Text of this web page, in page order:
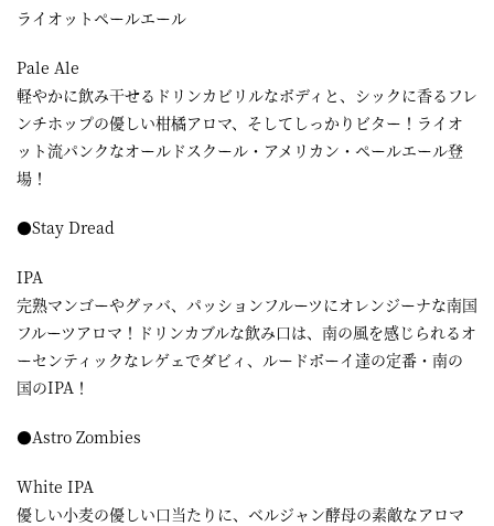
ライオットペールエール
Pale Ale
軽やかに飲み干せるドリンカビリルなボディと、シックに香るフレ
ンチホップの優しい柑橘アロマ、そしてしっかりビター！ライオ
ット流パンクなオールドスクール・アメリカン・ペールエール登
場！
●Stay Dread
IPA
完熟マンゴーやグァバ、パッションフルーツにオレンジーナな南国
フルーツアロマ！ドリンカブルな飲み口は、南の風を感じられるオ
ーセンティックなレゲェでダビィ、ルードボーイ達の定番・南の
国のIPA！
●Astro Zombies
White IPA
優しい小麦の優しい口当たりに、ベルジャン酵母の素敵なアロマ